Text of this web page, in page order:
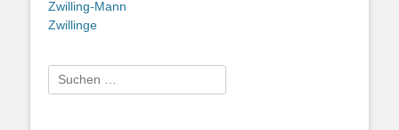
Zwilling-Mann
Zwillinge
Suche
nach: